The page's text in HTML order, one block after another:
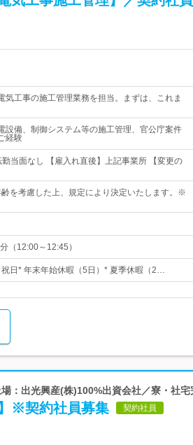
工事の施工管理業務を担当。まずは、これま
設備、制御システム等の施工管理、官公庁案件
経験
当面なし 【雇入れ直後】上記事業所 【変更の
を考慮した上、規定により決定いたします。※
（12:00～12:45）
日* 年末年始休暇（5日）* 夏季休暇（2…
：出光興産(株)100%出資会社／寮・社宅
※契約社員募集 契約社員